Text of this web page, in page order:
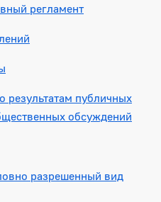
регламент
результатам публичных
обсуждений
разрешенный вид